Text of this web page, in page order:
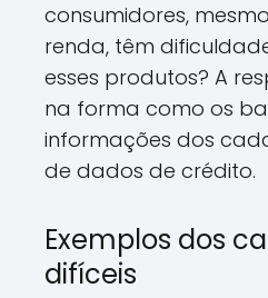
consumidores,
renda, têm
esses produtos? A
na forma como os
informações dos
de dados de crédito.
Exemplos dos
difíceis